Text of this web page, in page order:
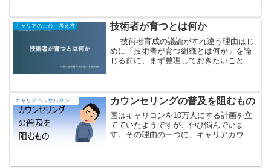
キャリアの土台・考え方 技術者が育つとは何か
― 技術者育成の議論がすれ違う理由はじ
めに「技術者が育つ組織とは何か」を論
じる前に、まず整理しておきたいことが
います。経営・人事技術...
カウンセリングの普及を阻むもの
国はキャリコンを10万人にする計画を立
てていたようですが、伸び悩んでいま
す。その理由の一つに、キャリアカウン